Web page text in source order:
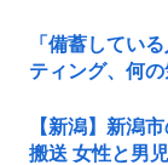
「備蓄してい
ティング、何
【新潟】新潟
搬送 女性と男